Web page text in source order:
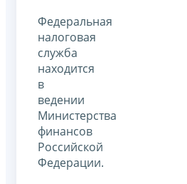
Федеральная
налоговая
служба
находится
в
ведении
Министерства
финансов
Российской
Федерации.